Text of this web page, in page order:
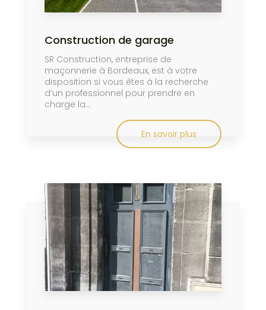
Construction de garage
SR Construction, entreprise de
maçonnerie à Bordeaux, est à votre
disposition si vous êtes à la recherche
d’un professionnel pour prendre en
charge la...
En savoir plus